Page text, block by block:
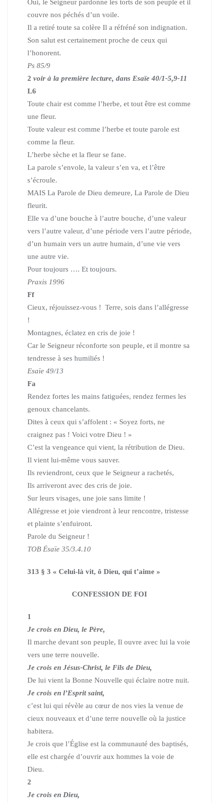
Oui, le Seigneur pardonne les torts de son peuple et il
couvre nos péchés d’un voile.
Il a retiré toute sa colère Il a réfréné son indignation.
Son salut est certainement proche de ceux qui
l’honorent.
Ps 85/9
2 voir à la première lecture, dans Esaïe 40/1-5,9-11
L6
Toute chair est comme l’herbe, et tout être est comme
une fleur.
Toute valeur est comme l’herbe et toute parole est
comme la fleur.
L’herbe sèche et la fleur se fane.
La parole s’envole, la valeur s’en va, et l’être
s’écroule.
MAIS La Parole de Dieu demeure, La Parole de Dieu
fleurit.
Elle va d’une bouche à l’autre bouche, d’une valeur
vers l’autre valeur, d’une période vers l’autre période,
d’un humain vers un autre humain, d’une vie vers
une autre vie.
Pour toujours …. Et toujours.
Praxis 1996
Ff
Cieux, réjouissez-vous ! Terre, sois dans l’allégresse
!
Montagnes, éclatez en cris de joie !
Car le Seigneur réconforte son peuple, et il montre sa
tendresse à ses humiliés !
Esaïe 49/13
Fa
Rendez fortes les mains fatiguées, rendez fermes les
genoux chancelants.
Dites à ceux qui s’affolent : « Soyez forts, ne
craignez pas ! Voici votre Dieu ! »
C’est la vengeance qui vient, la rétribution de Dieu.
Il vient lui-même vous sauver.
Ils reviendront, ceux que le Seigneur a rachetés,
Ils arriveront avec des cris de joie.
Sur leurs visages, une joie sans limite !
Allégresse et joie viendront à leur rencontre, tristesse
et plainte s’enfuiront.
Parole du Seigneur !
TOB Ésaïe 35/3.4.10
313 § 3 « Celui-là vit, ô Dieu, qui t’aime »
CONFESSION DE FOI
1
Je crois en Dieu, le Père,
Il marche devant son peuple, Il ouvre avec lui la voie
vers une terre nouvelle.
Je crois en Jésus-Christ, le Fils de Dieu,
De lui vient la Bonne Nouvelle qui éclaire notre nuit.
Je crois en l’Esprit saint,
c’est lui qui révèle au cœur de nos vies la venue de
cieux nouveaux et d’une terre nouvelle où la justice
habitera.
Je crois que l’Église est la communauté des baptisés,
elle est chargée d’ouvrir aux hommes la voie de
Dieu.
2
Je crois en Dieu,